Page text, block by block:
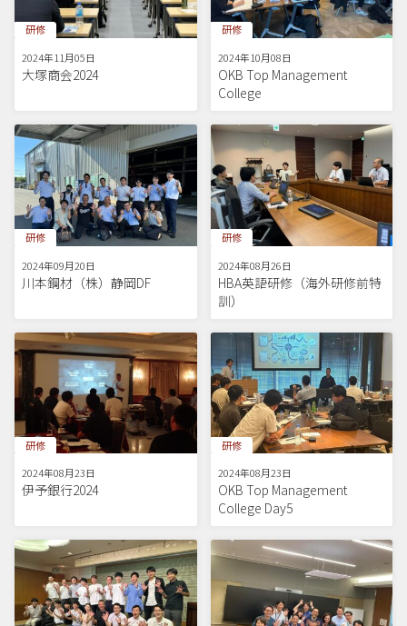
研修
2024年11月05日
大塚商会2024
研修
2024年10月08日
OKB Top Management
College
研修
2024年09月20日
川本鋼材（株）静岡DF
研修
2024年08月26日
HBA英語研修（海外研修前特
訓）
研修
2024年08月23日
伊予銀行2024
研修
2024年08月23日
OKB Top Management
College Day5